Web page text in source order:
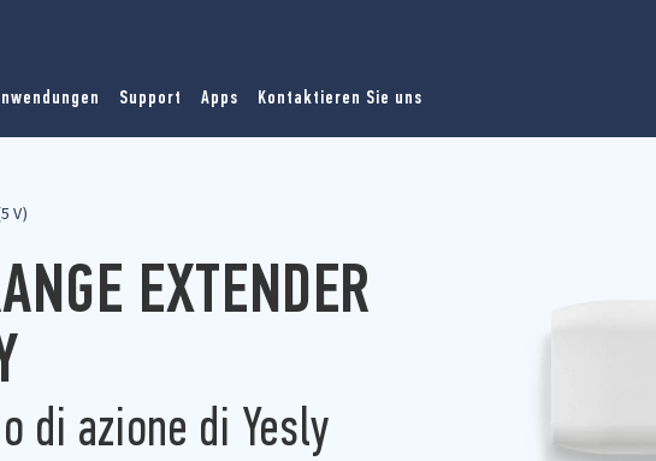
Support Apps Kontaktieren Sie uns
V)
EXTENDER
di azione di Yesly